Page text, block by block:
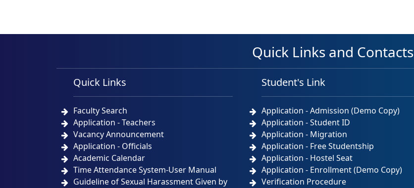
Quick Links and Contacts
Quick Links
Faculty Search
Application - Teachers
Vacancy Announcement
Application - Officials
Academic Calendar
Time Attendance System-User Manual
Guideline of Sexual Harassment Given by
Student's Link
Application - Admission (Demo Copy)
Application - Student ID
Application - Migration
Application - Free Studentship
Application - Hostel Seat
Application - Enrollment (Demo Copy)
Verification Procedure